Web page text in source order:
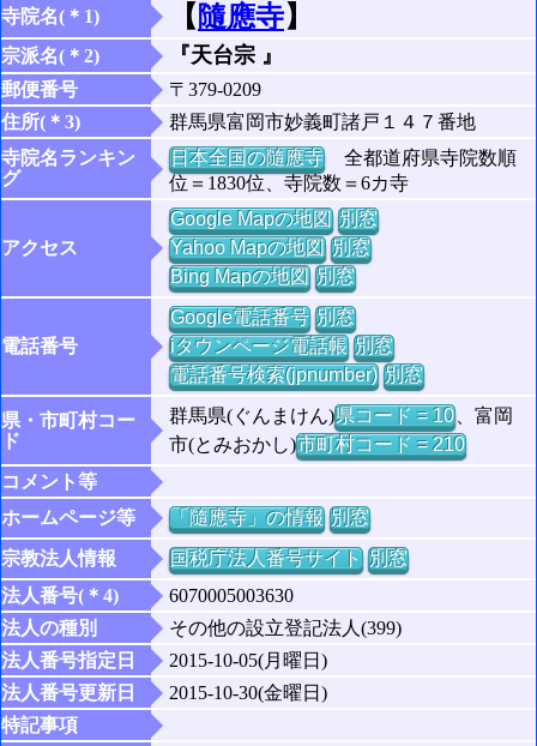
寺院名(＊1) 【 隨應寺】
宗派名(＊2) 『天台宗 』
郵便番号
〒379-0209
住所(＊3)
群馬県富岡市妙義町諸戸１４７番地
寺院名ランキン
グ
日本全国の隨應寺全都道府県寺院数順
位＝1830位、寺院数＝6カ寺
アクセス
Google Mapの地図 別窓
Yahoo Mapの地図 別窓
Bing Mapの地図 別窓
電話番号
Google電話番号 別窓
iタウンページ電話帳 別窓
電話番号検索(jpnumber) 別窓
県・市町村コー
ド
群馬県(ぐんまけん)県コード = 10、富岡
市(とみおかし)市町村コード = 210
コメント等
ホームページ等
「隨應寺」の情報 別窓
宗教法人情報
国税庁法人番号サイト 別窓
法人番号(＊4)
6070005003630
法人の種別
その他の設立登記法人(399)
法人番号指定日
2015-10-05(月曜日)
法人番号更新日
2015-10-30(金曜日)
特記事項